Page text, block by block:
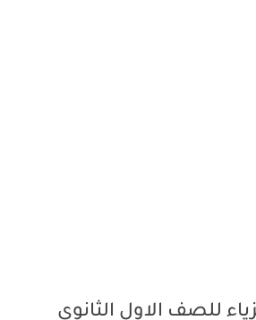
للصف الاول الثانوي